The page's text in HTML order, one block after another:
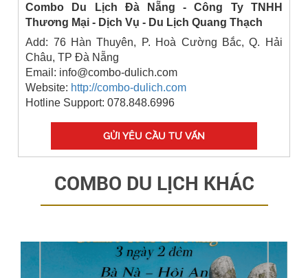
Combo Du Lịch Đà Nẵng - Công Ty TNHH
Thương Mại - Dịch Vụ - Du Lịch Quang Thạch
Add: 76 Hàn Thuyên, P. Hoà Cường Bắc, Q. Hải
Châu, TP Đà Nẵng
Email: info@combo-dulich.com
Website: http://combo-dulich.com
Hotline Support:078.848.6996
GỬI YÊU CẦU TƯ VẤN
COMBO DU LỊCH KHÁC